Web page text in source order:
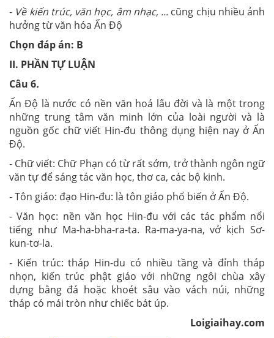
- Về kiến trúc, văn học, âm nhạc, ... cũng chịu nhiều ảnh
hưởng từ văn hóa Ấn Độ
Chọn đáp án: B
II. PHẦN TỰ LUẬN
Câu 6.
Ấn Độ là nước có nền văn hoá lâu đời và là một trong
những trung tâm văn minh lớn của loài người và là
nguồn gốc chữ viết Hin-đu thông dụng hiện nay ở Ấn
Độ.
- Chữ viết: Chữ Phạn có từ rất sớm, trở thành ngôn ngữ
văn tự để sáng tác văn học, thơ ca, các bộ kinh.
- Tôn giáo: đạo Hin-đu: là tôn giáo phổ biến ở Ấn Độ.
- Văn học: nền văn học Hin-đu với các tác phẩm nổi
tiếng như Ma-ha-bha-ra-ta. Ra-ma-ya-na, vở kịch Sơ-
kun-tơ-la.
- Kiến trúc: tháp Hin-du có nhiều tầng và đỉnh tháp
nhọn, kiến trúc phật giáo với những ngôi chùa xây
dựng bằng đá hoặc khoét sâu vào vách núi, những
tháp có mái tròn như chiếc bát úp.
Loigiaihay.com